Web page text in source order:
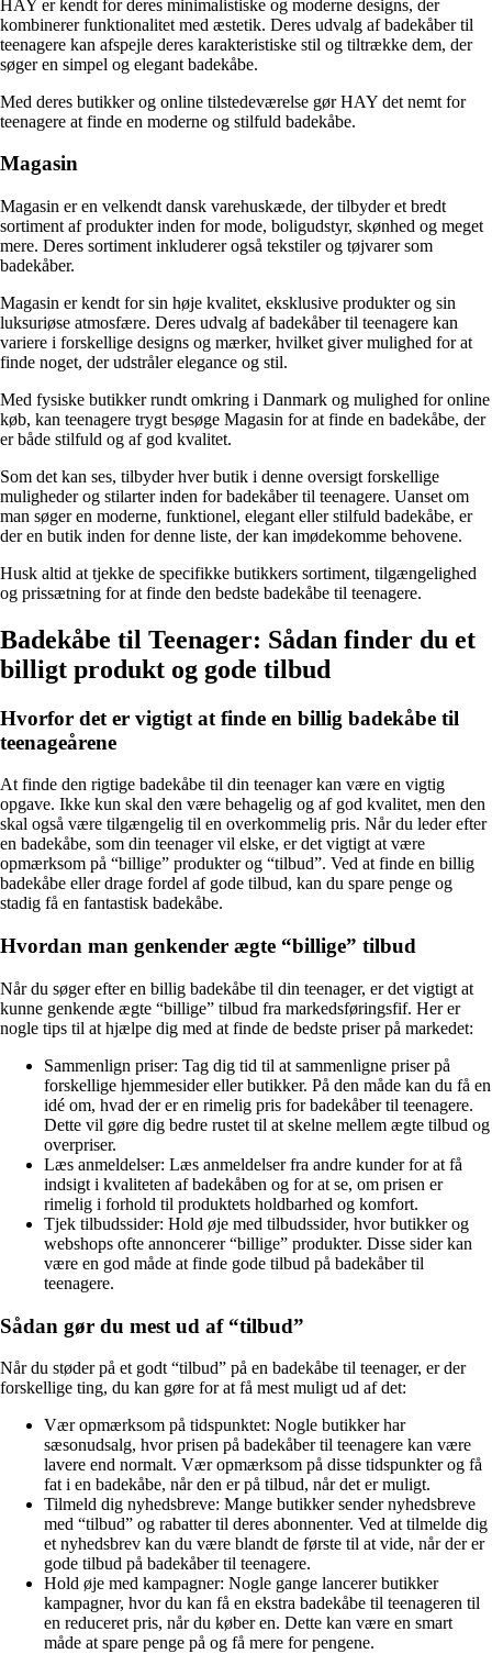
HAY er kendt for deres minimalistiske og moderne designs, der
kombinerer funktionalitet med æstetik. Deres udvalg af badekåber til
teenagere kan afspejle deres karakteristiske stil og tiltrække dem, der
søger en simpel og elegant badekåbe.
Med deres butikker og online tilstedeværelse gør HAY det nemt for
teenagere at finde en moderne og stilfuld badekåbe.
Magasin
Magasin er en velkendt dansk varehuskæde, der tilbyder et bredt
sortiment af produkter inden for mode, boligudstyr, skønhed og meget
mere. Deres sortiment inkluderer også tekstiler og tøjvarer som
badekåber.
Magasin er kendt for sin høje kvalitet, eksklusive produkter og sin
luksuriøse atmosfære. Deres udvalg af badekåber til teenagere kan
variere i forskellige designs og mærker, hvilket giver mulighed for at
finde noget, der udstråler elegance og stil.
Med fysiske butikker rundt omkring i Danmark og mulighed for online
køb, kan teenagere trygt besøge Magasin for at finde en badekåbe, der
er både stilfuld og af god kvalitet.
Som det kan ses, tilbyder hver butik i denne oversigt forskellige
muligheder og stilarter inden for badekåber til teenagere. Uanset om
man søger en moderne, funktionel, elegant eller stilfuld badekåbe, er
der en butik inden for denne liste, der kan imødekomme behovene.
Husk altid at tjekke de specifikke butikkers sortiment, tilgængelighed
og prissætning for at finde den bedste badekåbe til teenagere.
Badekåbe til Teenager: Sådan finder du et
billigt produkt og gode tilbud
Hvorfor det er vigtigt at finde en billig badekåbe til
teenageårene
At finde den rigtige badekåbe til din teenager kan være en vigtig
opgave. Ikke kun skal den være behagelig og af god kvalitet, men den
skal også være tilgængelig til en overkommelig pris. Når du leder efter
en badekåbe, som din teenager vil elske, er det vigtigt at være
opmærksom på “billige” produkter og “tilbud”. Ved at finde en billig
badekåbe eller drage fordel af gode tilbud, kan du spare penge og
stadig få en fantastisk badekåbe.
Hvordan man genkender ægte “billige” tilbud
Når du søger efter en billig badekåbe til din teenager, er det vigtigt at
kunne genkende ægte “billige” tilbud fra markedsføringsfif. Her er
nogle tips til at hjælpe dig med at finde de bedste priser på markedet:
Sammenlign priser: Tag dig tid til at sammenligne priser på
forskellige hjemmesider eller butikker. På den måde kan du få en
idé om, hvad der er en rimelig pris for badekåber til teenagere.
Dette vil gøre dig bedre rustet til at skelne mellem ægte tilbud og
overpriser.
Læs anmeldelser: Læs anmeldelser fra andre kunder for at få
indsigt i kvaliteten af ​​badekåben og for at se, om prisen er
rimelig i forhold til produktets holdbarhed og komfort.
Tjek tilbudssider: Hold øje med tilbudssider, hvor butikker og
webshops ofte annoncerer “billige” produkter. Disse sider kan
være en god måde at finde gode tilbud på badekåber til
teenagere.
Sådan gør du mest ud af “tilbud”
Når du støder på et godt “tilbud” på en badekåbe til teenager, er der
forskellige ting, du kan gøre for at få mest muligt ud af det:
Vær opmærksom på tidspunktet: Nogle butikker har
sæsonudsalg, hvor prisen på badekåber til teenagere kan være
lavere end normalt. Vær opmærksom på disse tidspunkter og få
fat i en badekåbe, når den er på tilbud, når det er muligt.
Tilmeld dig nyhedsbreve: Mange butikker sender nyhedsbreve
med “tilbud” og rabatter til deres abonnenter. Ved at tilmelde dig
et nyhedsbrev kan du være blandt de første til at vide, når der er
gode tilbud på badekåber til teenagere.
Hold øje med kampagner: Nogle gange lancerer butikker
kampagner, hvor du kan få en ekstra badekåbe til teenageren til
en reduceret pris, når du køber en. Dette kan være en smart
måde at spare penge på og få mere for pengene.